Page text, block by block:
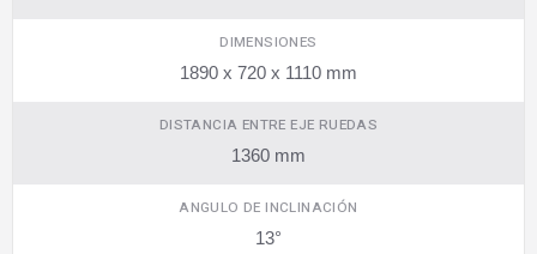
DIMENSIONES
1890 x 720 x 1110 mm
DISTANCIA ENTRE EJE RUEDAS
1360 mm
ANGULO DE INCLINACIÓN
13°